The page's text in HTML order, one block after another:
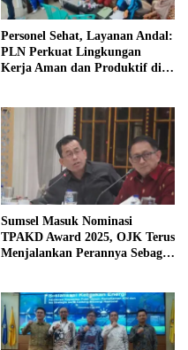
Personel Sehat, Layanan Andal:
PLN Perkuat Lingkungan
Kerja Aman dan Produktif di
Sumsel Masuk Nominasi
TPAKD Award 2025, OJK Terus
Menjalankan Perannya Sebagai